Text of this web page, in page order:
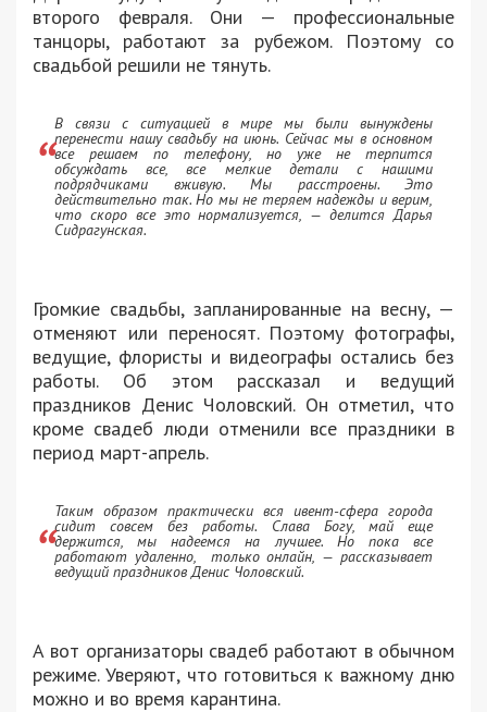
второго февраля. Они — профессиональные
танцоры, работают за рубежом. Поэтому со
свадьбой решили не тянуть.
В связи с ситуацией в мире мы были вынуждены
перенести нашу свадьбу на июнь. Сейчас мы в основном
все решаем по телефону, но уже не терпится
обсуждать все, все мелкие детали с нашими
подрядчиками вживую. Мы расстроены. Это
действительно так. Но мы не теряем надежды и верим,
что скоро все это нормализуется, — делится Дарья
Сидрагунская.
Громкие свадьбы, запланированные на весну, —
отменяют или переносят. Поэтому фотографы,
ведущие, флористы и видеографы остались без
работы. Об этом рассказал и ведущий
праздников Денис Чоловский. Он отметил, что
кроме свадеб люди отменили все праздники в
период март-апрель.
Таким образом практически вся ивент-сфера города
сидит совсем без работы. Слава Богу, май еще
держится, мы надеемся на лучшее. Но пока все
работают удаленно, только онлайн, — рассказывает
ведущий праздников Денис Чоловский.
А вот организаторы свадеб работают в обычном
режиме. Уверяют, что готовиться к важному дню
можно и во время карантина.